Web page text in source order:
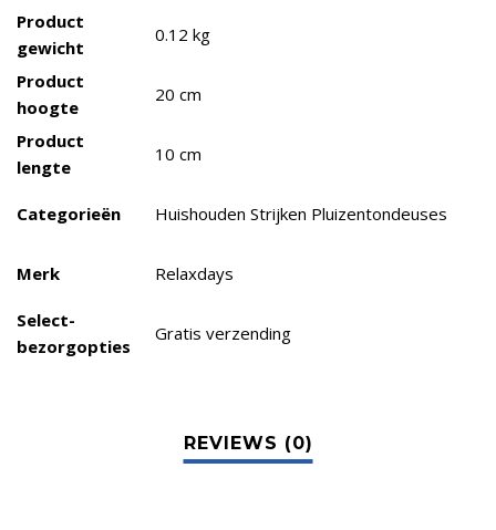
Product
gewicht
0.12 kg
Product
hoogte
20 cm
Product
lengte
10 cm
Categorieën Huishouden Strijken Pluizentondeuses
Merk Relaxdays
Select-
bezorgopties
Gratis verzending